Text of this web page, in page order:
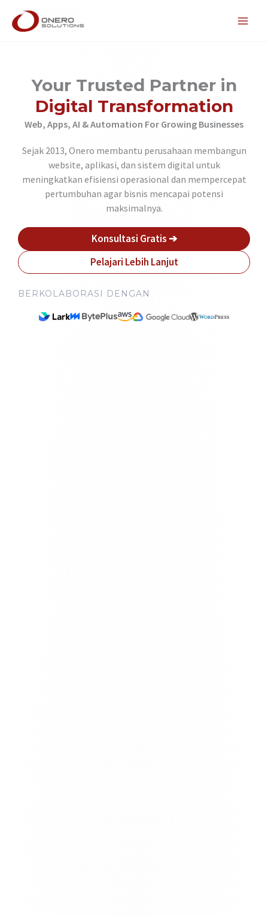
Lewati
Your Trusted Partner in
Digital Transformation
Web, Apps, AI & Automation For Growing Businesses
Sejak 2013, Onero membantu perusahaan membangun
website, aplikasi, dan sistem digital untuk
meningkatkan efisiensi operasional dan mempercepat
pertumbuhan agar bisnis mencapai potensi
maksimalnya.
Konsultasi Gratis ➔
Pelajari Lebih Lanjut
BERKOLABORASI DENGAN